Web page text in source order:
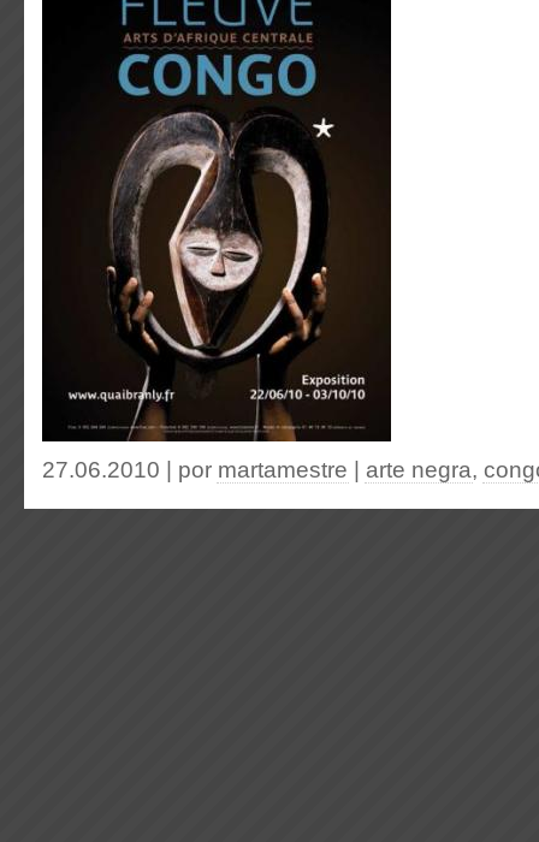
27.06.2010 | por martamestre arte negra,